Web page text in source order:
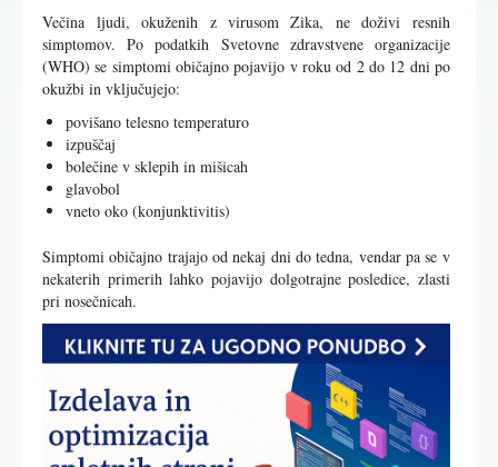
Večina ljudi, okuženih z virusom Zika, ne doživi resnih
simptomov. Po podatkih Svetovne zdravstvene organizacije
(WHO) se simptomi običajno pojavijo v roku od 2 do 12 dni po
okužbi in vključujejo:
povišano telesno temperaturo
izpuščaj
bolečine v sklepih in mišicah
glavobol
vneto oko (konjunktivitis)
Simptomi običajno trajajo od nekaj dni do tedna, vendar pa se v
nekaterih primerih lahko pojavijo dolgotrajne posledice, zlasti
pri nosečnicah.